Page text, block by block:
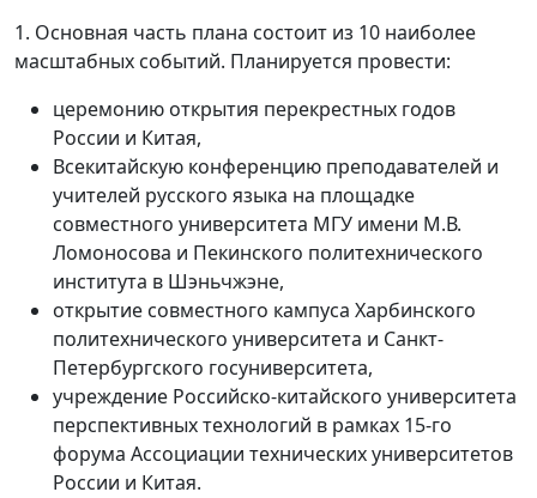
1️. Основная часть плана состоит из 10 наиболее
масштабных событий. Планируется провести:
церемонию открытия перекрестных годов
России и Китая,
Всекитайскую конференцию преподавателей и
учителей русского языка на площадке
совместного университета МГУ имени М.В.
Ломоносова и Пекинского политехнического
института в Шэньчжэне,
открытие совместного кампуса Харбинского
политехнического университета и Санкт-
Петербургского госуниверситета,
учреждение Российско-китайского университета
перспективных технологий в рамках 15-го
форума Ассоциации технических университетов
России и Китая.